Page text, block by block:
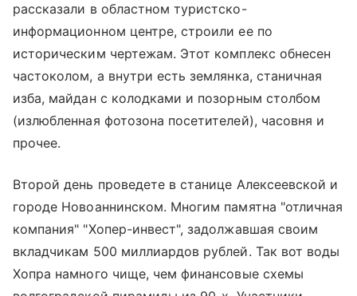
рассказали в областном туристско-
информационном центре, строили ее по
историческим чертежам. Этот комплекс обнесен
частоколом, а внутри есть землянка, станичная
изба, майдан с колодками и позорным столбом
(излюбленная фотозона посетителей), часовня и
прочее.
Второй день проведете в станице Алексеевской и
городе Новоаннинском. Многим памятна "отличная
компания" "Хопер-инвест", задолжавшая своим
вкладчикам 500 миллиардов рублей. Так вот воды
Хопра намного чище, чем финансовые схемы